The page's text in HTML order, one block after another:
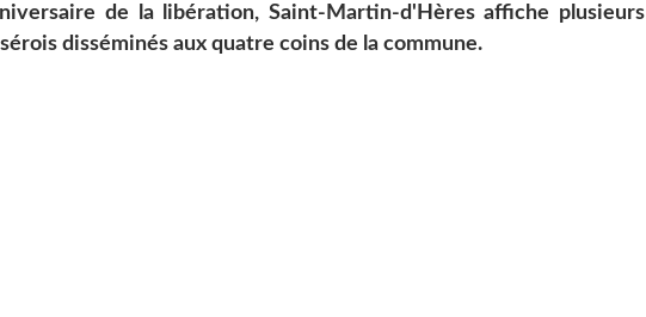
de la libération, Saint-Martin-d'Hères affiche plusieurs
disséminés aux quatre coins de la commune.